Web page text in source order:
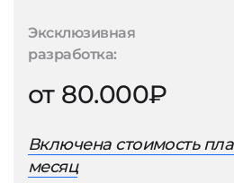
Эксклюзивная
разработка:
от 80.000₽
Включена стоимость
месяц